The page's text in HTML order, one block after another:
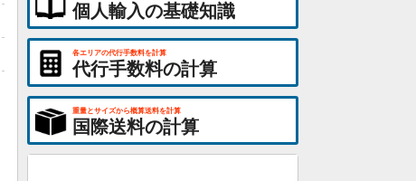
個人輸入の基礎知識
各エリアの代行手数料を計算
代行手数料の計算
重量とサイズから概算送料を計算
国際送料の計算